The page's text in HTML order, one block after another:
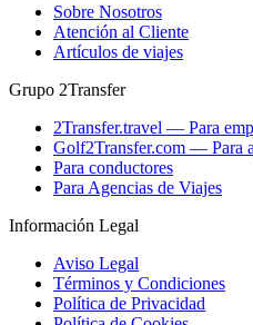
Sobre Nosotros
Atención al Cliente
Artículos de viajes
Grupo 2Transfer
2Transfer.travel — Para
Golf2Transfer.com — Para
Para conductores
Para Agencias de Viajes
Información Legal
Aviso Legal
Términos y Condiciones
Política de Privacidad